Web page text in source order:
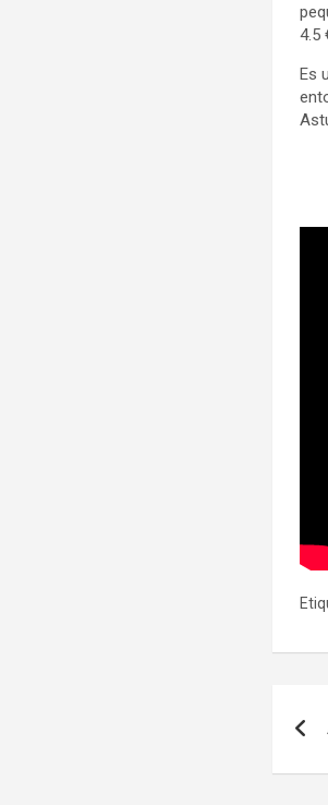
4.5
Es
de